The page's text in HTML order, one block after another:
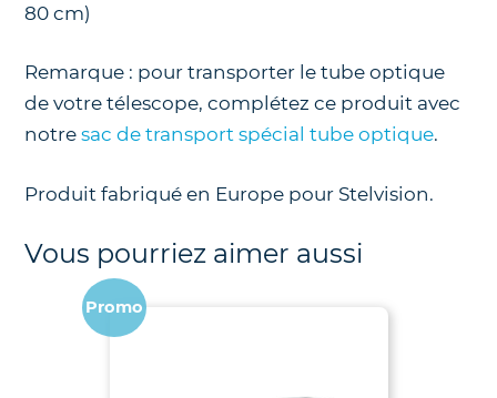
80 cm)
Remarque : pour transporter le tube optique
de votre télescope, complétez ce produit avec
notresac de transport spécial tube optique.
Produit fabriqué en Europe pour Stelvision.
Vous pourriez aimer aussi
Promo